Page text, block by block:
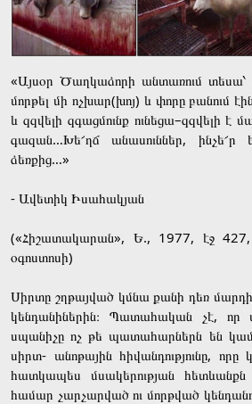
«Այսօր Ծաղկաձորի անտառում տեսա՝
մորթել մի ոչխար(խոյ) և փորը բանում
և զզվելի զգացմունք ունեցա–զզվելի
գազան…Խե՜ղճ անասուններ, ինչե՜ր
ձեռքից…»
- Ավետիկ Իսահակյան
(«Հիշատակարան», Ե., 1977, էջ 427,
օգոստոսի)
Սիրտը շղթայված կմնա քանի դեռ
կենդանիներին։ Պատահական չէ, որ
սպանիչը ոչ թե պատահարներն են
սիրտ- անոթային հիվանդությունը, որը
հատկապես մսակերության
համար չարչարված ու մորթված